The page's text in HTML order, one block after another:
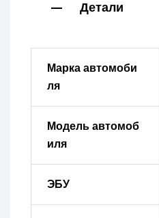
Детали
Марка автомоби
ля
Модель автомоб
иля
ЭБУ